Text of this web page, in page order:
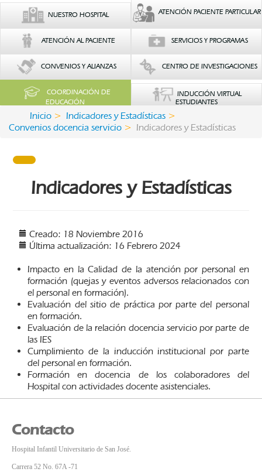
NUESTRO HOSPITAL ATENCIÓN PACIENTE PARTICULAR
ATENCIÓN AL PACIENTE SERVICIOS Y PROGRAMAS
CONVENIOS Y ALIANZAS CENTRO DE INVESTIGACIONES
COORDINACIÓN DE
EDUCACIÓN
INDUCCIÓN VIRTUAL
ESTUDIANTES
Inicio
Indicadores y Estadísticas
Convenios docencia servicio
Indicadores y Estadísticas
Indicadores y Estadísticas
Creado: 18 Noviembre 2016
Última actualización: 16 Febrero 2024
Impacto en la Calidad de la atención por personal en
formación (quejas y eventos adversos relacionados con
el personal en formación).
Evaluación del sitio de práctica por parte del personal
en formación.
Evaluación de la relación docencia servicio por parte de
las IES
Cumplimiento de la inducción institucional por parte
del personal en formación.
Formación en docencia de los colaboradores del
Hospital con actividades docente asistenciales.
Contacto
Hospital Infantil Universitario de San José.
Carrera 52 No. 67A -71